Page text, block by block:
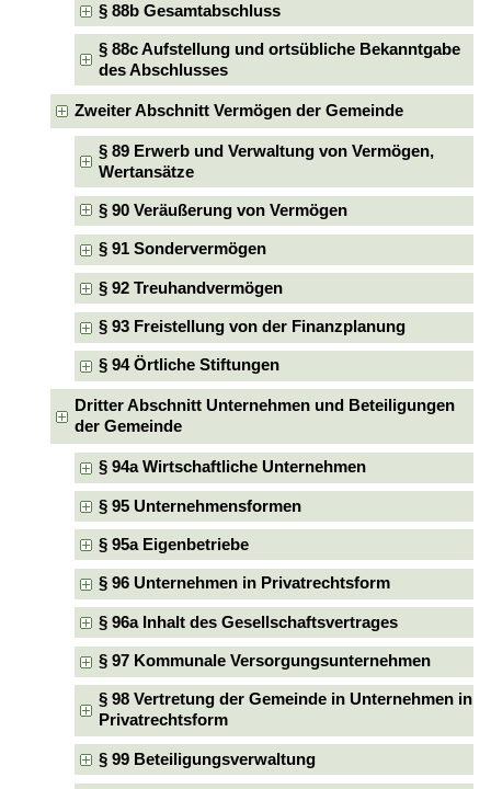
§ 88b Gesamtabschluss
§ 88c Aufstellung und ortsübliche Bekanntgabe
des Abschlusses
Zweiter Abschnitt Vermögen der Gemeinde
§ 89 Erwerb und Verwaltung von Vermögen,
Wertansätze
§ 90 Veräußerung von Vermögen
§ 91 Sondervermögen
§ 92 Treuhandvermögen
§ 93 Freistellung von der Finanzplanung
§ 94 Örtliche Stiftungen
Dritter Abschnitt Unternehmen und Beteiligungen
der Gemeinde
§ 94a Wirtschaftliche Unternehmen
§ 95 Unternehmensformen
§ 95a Eigenbetriebe
§ 96 Unternehmen in Privatrechtsform
§ 96a Inhalt des Gesellschaftsvertrages
§ 97 Kommunale Versorgungsunternehmen
§ 98 Vertretung der Gemeinde in Unternehmen in
Privatrechtsform
§ 99 Beteiligungsverwaltung